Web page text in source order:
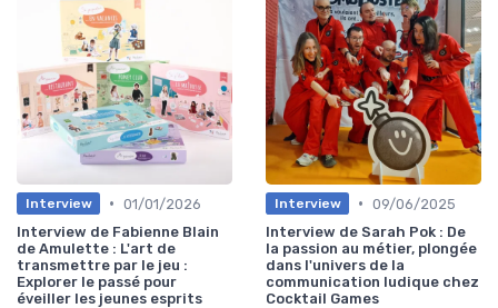
Interview • 01/01/2026
Interview de Fabienne Blain
de Amulette : L'art de
transmettre par le jeu :
Explorer le passé pour
éveiller les jeunes esprits
Interview • 09/06/2025
Interview de Sarah Pok : De
la passion au métier, plongée
dans l'univers de la
communication ludique chez
Cocktail Games